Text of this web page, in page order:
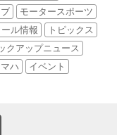
モータースポーツ
ール情報
トピックス
クアップニュース
ハ
イベント